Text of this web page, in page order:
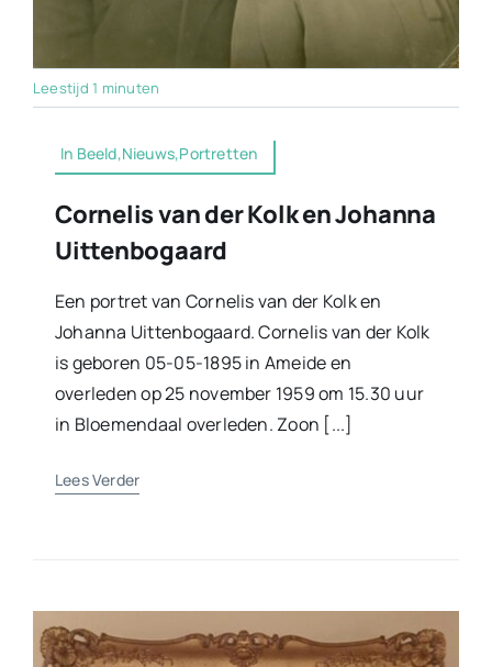
Leestijd 1 minuten
In Beeld,Nieuws,Portretten
Cornelis van der Kolk en Johanna
Uittenbogaard
Een portret van Cornelis van der Kolk en
Johanna Uittenbogaard. Cornelis van der Kolk
is geboren 05-05-1895 in Ameide en
overleden op 25 november 1959 om 15.30 uur
in Bloemendaal overleden. Zoon [...]
Lees Verder